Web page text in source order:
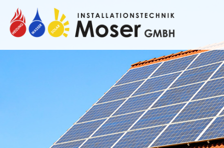
Luft
Moderne
bei weniger
Luft. Daneben
weiterlesen »